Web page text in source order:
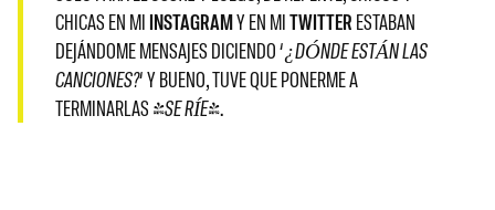
CHICAS EN MI INSTAGRAMY EN MITWITTER ESTABAN
DEJÁNDOME MENSAJES DICIENDO ‘¿DÓNDE ESTÁN LAS
CANCIONES?‘ Y BUENO, TUVE QUE PONERME A
TERMINARLAS (SE RÍE).